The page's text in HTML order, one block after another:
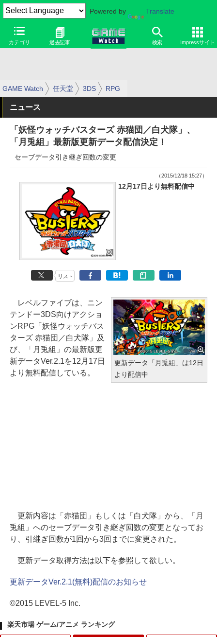
Powered by Translate
カテゴリ 過去記事 検索 Impressサイト
GAME Watch 任天堂 3DS RPG
ニュース
「妖怪ウォッチバスターズ 赤猫団／白犬隊」、
「月兎組」最新版更新データ配信決定！
セーブデータ引き継ぎ回数の変更
（2015/12/18 15:27）
12月17日より無料配信中
リスト
更新データ「月兎組」は12日
より配信中
レベルファイブは、ニン
テンドー3DS向けアクショ
ンRPG「妖怪ウォッチバス
ターズ 赤猫団／白犬隊」及
び、「月兎組」の最新版更
新データVer.2.1を12月17日
より無料配信している。
更新内容は「赤猫団」もしくは「白犬隊」から、「月
兎組」へのセーブデータ引き継ぎ回数の変更となってお
り、引継ぎ回数が1回から3回までに変更された。
更新データ取得方法は以下を参照して欲しい。
更新データVer.2.1(無料)配信のお知らせ
©2015 LEVEL-5 Inc.
楽天市場 ゲーム/アニメ ランキング